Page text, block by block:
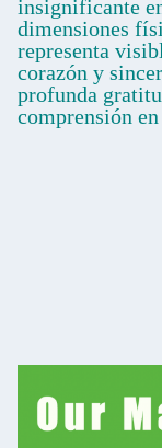
insignificante
dimensiones
representa
corazón y
profunda
comprensión